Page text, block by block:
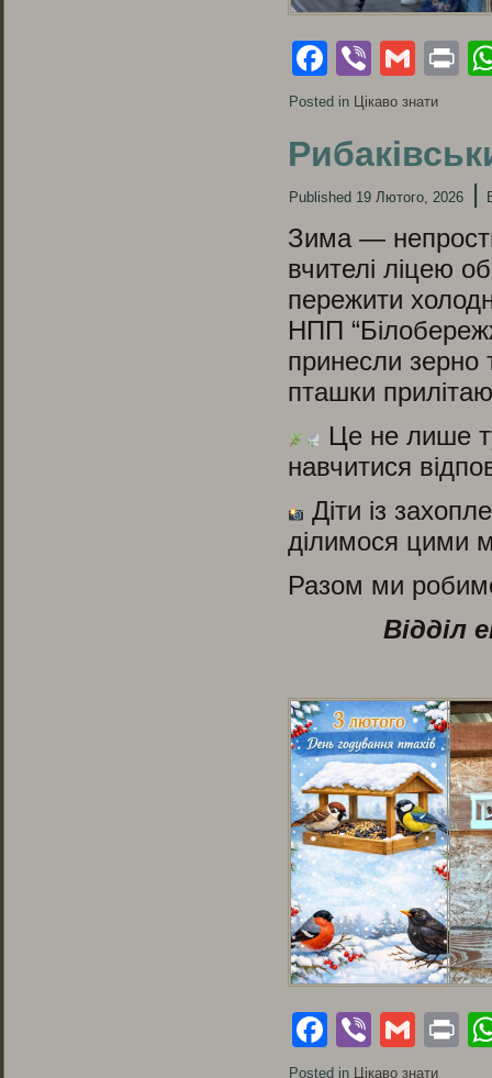
Facebook
Viber
Posted in Цікаво знати
Published 19 Лютого, 2026 |
Зима —
вчителі ліцею
пережити
НПП
принесли зерно
пташки
Це не лише
навчитися
Діти із
ділимося цими
Разом ми
Відділ
Facebook
Viber
Posted in Цікаво знати